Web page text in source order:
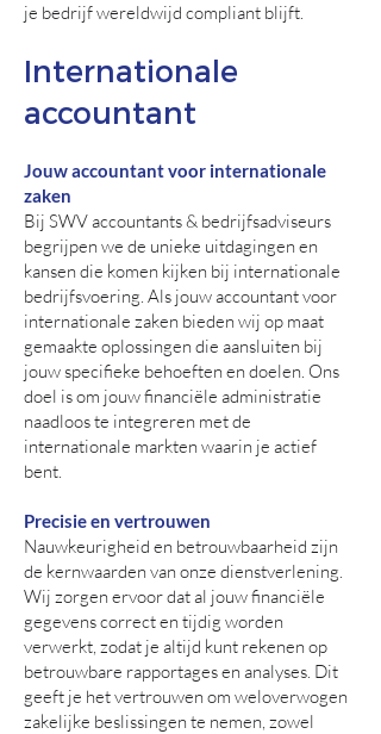
je bedrijf wereldwijd compliant blijft.
Internationale
accountant
Jouw accountant voor internationale
zaken
Bij SWV accountants & bedrijfsadviseurs
begrijpen we de unieke uitdagingen en
kansen die komen kijken bij internationale
bedrijfsvoering. Als jouw accountant voor
internationale zaken bieden wij op maat
gemaakte oplossingen die aansluiten bij
jouw specifieke behoeften en doelen. Ons
doel is om jouw financiële administratie
naadloos te integreren met de
internationale markten waarin je actief
bent.
Precisie en vertrouwen
Nauwkeurigheid en betrouwbaarheid zijn
de kernwaarden van onze dienstverlening.
Wij zorgen ervoor dat al jouw financiële
gegevens correct en tijdig worden
verwerkt, zodat je altijd kunt rekenen op
betrouwbare rapportages en analyses. Dit
geeft je het vertrouwen om weloverwogen
zakelijke beslissingen te nemen, zowel